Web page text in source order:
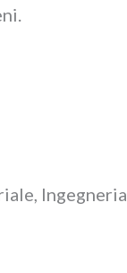
Ingegneria